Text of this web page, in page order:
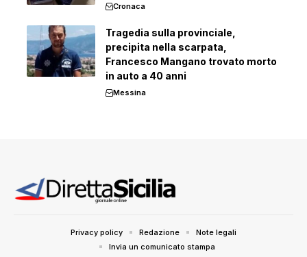
Cronaca
Tragedia sulla provinciale,
precipita nella scarpata,
Francesco Mangano trovato morto
in auto a 40 anni
Messina
Privacy policy Redazione
Note legali
Invia un comunicato stampa